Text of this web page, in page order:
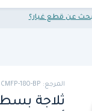
عن قطع غيار؟
المرجع: CMFP-180-BP
ثلاجة